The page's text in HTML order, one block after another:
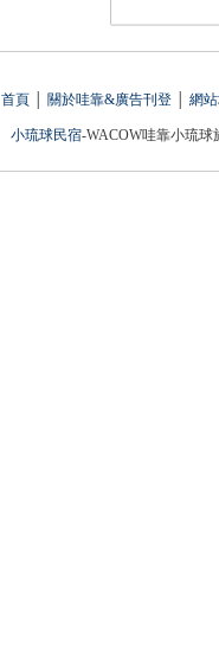
首頁 關於哇靠&廣告刊登 網
小琉球民宿-WACOW哇靠小琉球